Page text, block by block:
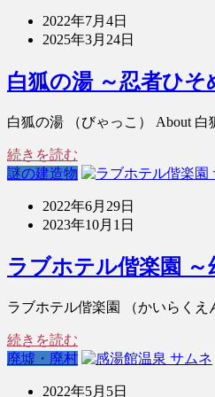
2022年7月4日
2025年3月24日
白狐の湯 ～忍者ひ
白狐の湯 （びゃっこ） About
続きを読む
謎の建造物
2022年6月29日
2023年10月1日
ラブホテル偕楽園
ラブホテル偕楽園 （かいらく
続きを読む
廃墟・廃村
2022年5月5日